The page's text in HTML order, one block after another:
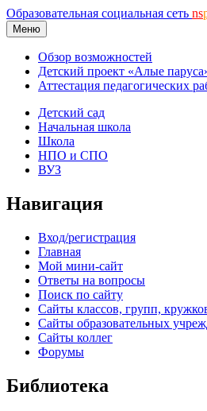
Образовательная социальная сеть ns
Меню
Обзор возможностей
Детский проект «Алые
Аттестация педагогических
Детский сад
Начальная школа
Школа
НПО и СПО
ВУЗ
Навигация
Вход/регистрация
Главная
Мой мини-сайт
Ответы на вопросы
Поиск по сайту
Сайты классов, групп,
Сайты образовательных
Сайты коллег
Форумы
Библиотека